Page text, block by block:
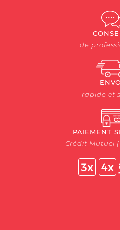
de
rapide et
PAIEMENT
Crédit Mutuel